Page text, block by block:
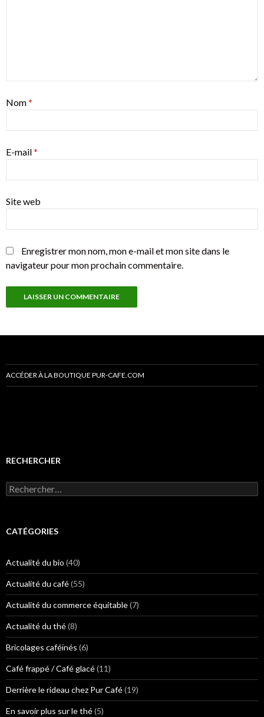
Nom*
E-mail*
Site web
Enregistrer mon nom, mon e-mail et mon site dans le
navigateur pour mon prochain commentaire.
ACCÉDER À LA BOUTIQUE PUR-CAFE.COM
RECHERCHER
R
e
e
h
e
r
:
CATÉGORIES
Actualité du bio (40)
Actualité du café(55)
Actualité du commerce équitable(7)
Actualité du thé(8)
Bricolages caféïnés (6)
Café frappé / Café glacé(11)
Derrière le rideau chez Pur Café(19)
En savoir plus sur le thé(5)